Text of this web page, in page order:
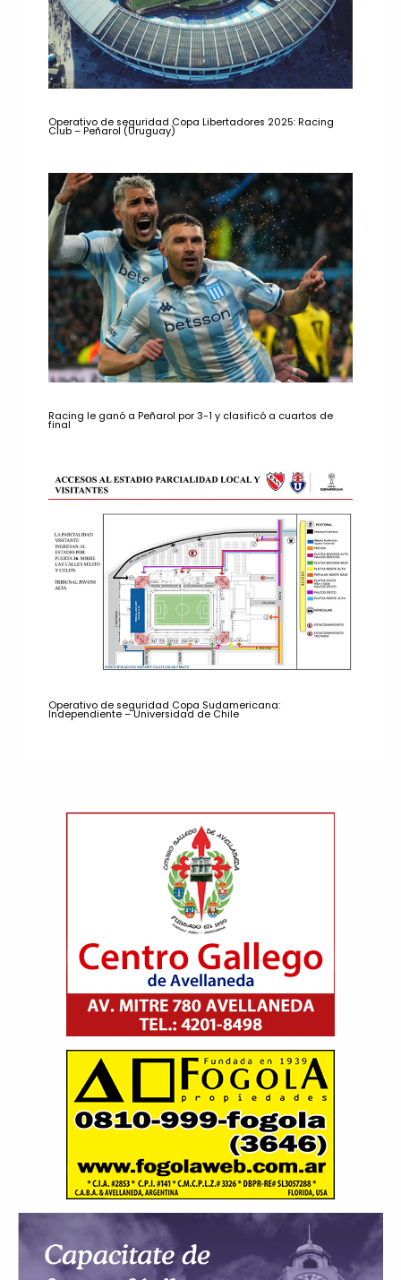
Operativo de seguridad Copa Libertadores 2025: Racing
Club – Peñarol (Uruguay)
Racing le ganó a Peñarol por 3-1 y clasificó a cuartos de
final
Operativo de seguridad Copa Sudamericana:
Independiente – Universidad de Chile